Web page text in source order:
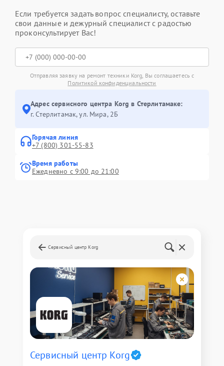
Если требуется задать вопрос специалисту, оставьте
свои данные и дежурный специалист с радостью
проконсультирует Вас!
Отправляя заявку на ремонт техники Korg, Вы соглашаетесь с
Политикой конфиденциальности
Адрес сервисного центра Korg в Стерлитамаке:
г. Стерлитамак, ул. Мира, 2Б
Горячая линия
+7 (800) 301-55-83
Время работы
Ежедневно с 9:00 до 21:00
Сервисный центр Korg
Сервисный центр Korg